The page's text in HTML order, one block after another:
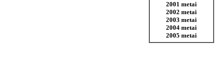
2001 metai
2002 metai
2003 metai
2004 metai
2005 metai